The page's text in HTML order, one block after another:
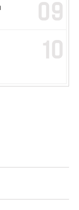
09
10